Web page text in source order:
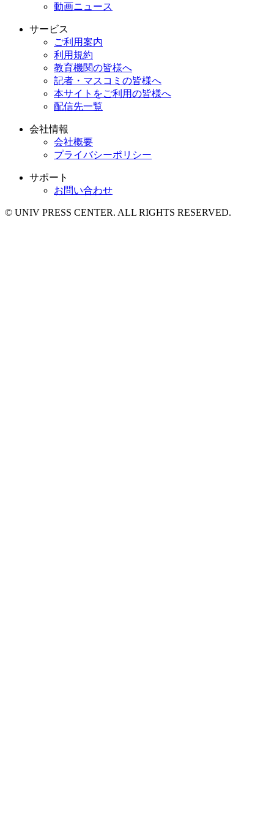
動画ニュース
サービス
ご利用案内
利用規約
教育機関の皆様へ
記者・マスコミの皆様へ
本サイトをご利用の皆様へ
配信先一覧
会社情報
会社概要
プライバシーポリシー
サポート
お問い合わせ
© UNIV PRESS CENTER. ALL RIGHTS RESERVED.